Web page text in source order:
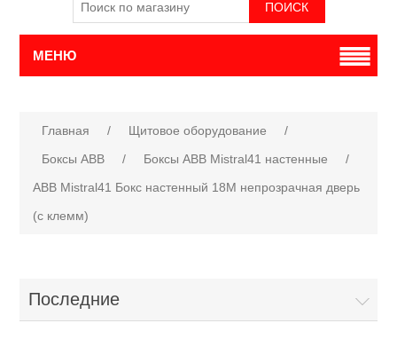
МЕНЮ
Главная / Щитовое оборудование
/
Боксы АВВ
/ Боксы ABB Mistral41 настенные
/
ABB Mistral41 Бокс настенный 18М непрозрачная дверь
(с клемм)
Последние